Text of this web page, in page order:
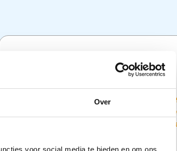
Over
Disposables
Patiënten